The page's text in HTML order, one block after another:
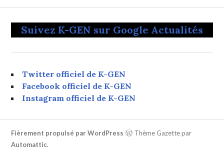
Suivez K-GEN sur Google Actualités
Twitter officiel de K-GEN
Facebook officiel de K-GEN
Instagram officiel de K-GEN
Fièrement propulsé par WordPress
Thème Gazette par
Automattic.